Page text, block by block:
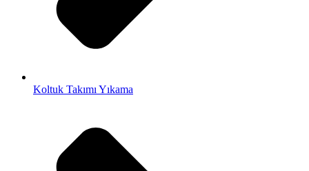
Koltuk Takımı Yıkama